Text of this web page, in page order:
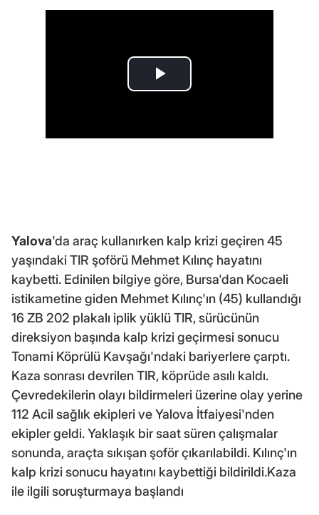
Yalova'da araç kullanırken kalp krizi geçiren 45
yaşındaki TIR şoförü Mehmet Kılınç hayatını
kaybetti. Edinilen bilgiye göre, Bursa'dan Kocaeli
istikametine giden Mehmet Kılınç'ın (45) kullandığı
16 ZB 202 plakalı iplik yüklü TIR, sürücünün
direksiyon başında kalp krizi geçirmesi sonucu
Tonami Köprülü Kavşağı'ndaki bariyerlere çarptı.
Kaza sonrası devrilen TIR, köprüde asılı kaldı.
Çevredekilerin olayı bildirmeleri üzerine olay yerine
112 Acil sağlık ekipleri ve Yalova İtfaiyesi'nden
ekipler geldi. Yaklaşık bir saat süren çalışmalar
sonunda, araçta sıkışan şoför çıkarılabildi. Kılınç'ın
kalp krizi sonucu hayatını kaybettiği bildirildi.Kaza
ile ilgili soruşturmaya başlandı